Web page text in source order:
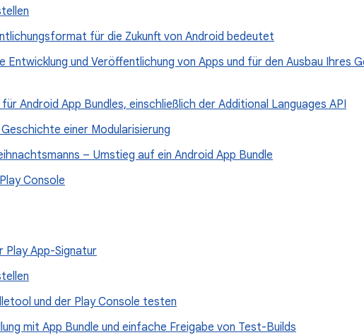
für die Zukunft von Android bedeutet
Entwicklung und Veröffentlichung von Apps und für den Ausbau Ihres
Android App Bundles, einschließlich der Additional Languages API
einer Modularisierung
– Umstieg auf ein Android App Bundle
Console
Play App-Signatur
und der Play Console testen
mit App Bundle und einfache Freigabe von Test-Builds